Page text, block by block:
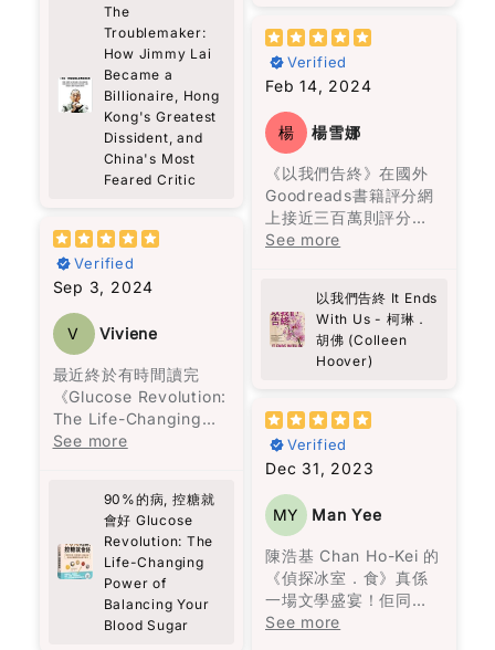
There’s also this idea
in the book about
small acts of
kindness—he calls
them “bestowals.”
Nothing big or showy,
just thoughtful
gestures for people
who might be
that a lot. It feels
very real, and also
something we can
actually do.
The story is built
around a group of
very different people,
and somehow they all
connect through
bit random, but
warm. You start to
feel that sense of
community, just from
people showing up
and caring a little
life offers more than
just the story of a
man—it’s also a vivid
exploration of Hong
Kong’s history and
struggles. From Lai’s
arrival in the 1960s
as a 12-year-old
working in a clothing
factory, to his current
status as Hong
prominent political
prisoner, the book
captures a journey
marked by resilience,
faith, and an
unyielding fight for
As Western media
often overlooks Hong
Kong’s plight, this
book is essential
reading. Pick up a
copy, and share it
widely to shed light
The
Troublemaker:
How Jimmy Lai
Became a
Billionaire, Hong
Kong's Greatest
Dissident, and
China's Most
Feared Critic
Verified
Sep 3, 2024
V Viviene
最近終於有時間讀完
《Glucose Revolution:
The Life-Changing
Power of Balancing
作為一個日常行程非常
緊湊的人，之前經常面
對能量波動的問題，尤
其是在下午時段，總是
需要依靠咖啡來保持清
See more
90%的病, 控糖就
會好 Glucose
Revolution: The
Life-Changing
Power of
Balancing Your
Blood Sugar
名兒子的頭顱，血有意
識地流經數里流到山下
的廚房尋找母親。飛升
上天空的美人兒。不能
洗掉的灰燼十字。與鬼
魂相伴聊天等等。
故事沒有主角，家族中
的每一位成員也是主
角。烏爾蘇拉的堅毅支
撐著整個家族，阿瑪蘭
她一生都無法接受愛
情。沉默的上校打了三
十二場戰爭，戰爭將他
扭曲成一個無情的人，
偏執的費爾南達，一生
只顧著名聲，親手毀了
自己的女兒，也從不懊
悔，一生都要活在自我
的體面與狂熱的宗教
中。
家族中的男性，一生都
在冒險與探索，沉溺於
情慾，同時在建立卻又
在破壞，到了年老在品
了社交的重要性，這一
切都表明了他的智慧和
洞察力。
總之，這本書不僅提供
了黎智英的見解，還讓
義，並反思自己的價值
觀。
這段不尋常的友誼讓人
深受觸動，作者以馬塞
勒斯的視角，揭示人類
的情感、脆弱和堅強。
書中以輕鬆的方式表達
深沉的情感，讓讀者在
笑聲中感受到生命的溫
暖。書中的馬塞勒斯透
過各種方式，傳達真相
給托娃，填補了她內心
真誠推介給各位讀者。
Verified
Feb 14, 2024
楊 楊雪娜
《以我們告終》在國外
Goodreads書籍評分網
上接近三百萬則評分，
高達4.2顆星的高評價，
擅長寫浪漫言情小說的
作家。她筆下的愛情與
邂逅充滿了每個女生都
曾經幻想過的美好情
起來也十分輕鬆。
然而，這一次，柯琳‧胡
佛想要講述的不僅僅是
愛情，還包括在愛錯了
人之後，王子和公主過
著怎樣的生活。她殘酷
而真實地描繪了家庭暴
力，而我最欣賞的是，
她同時呈現了兩人在一
See more
以我們告終 It Ends
With Us - 柯琳．
胡佛 (Colleen
Hoover)
Verified
Dec 31, 2023
MY Man Yee
陳浩基 Chan Ho-Kei 的
《偵探冰室．食》真係
一場文學盛宴！佢同其
他八位香港作家一齊合
See more